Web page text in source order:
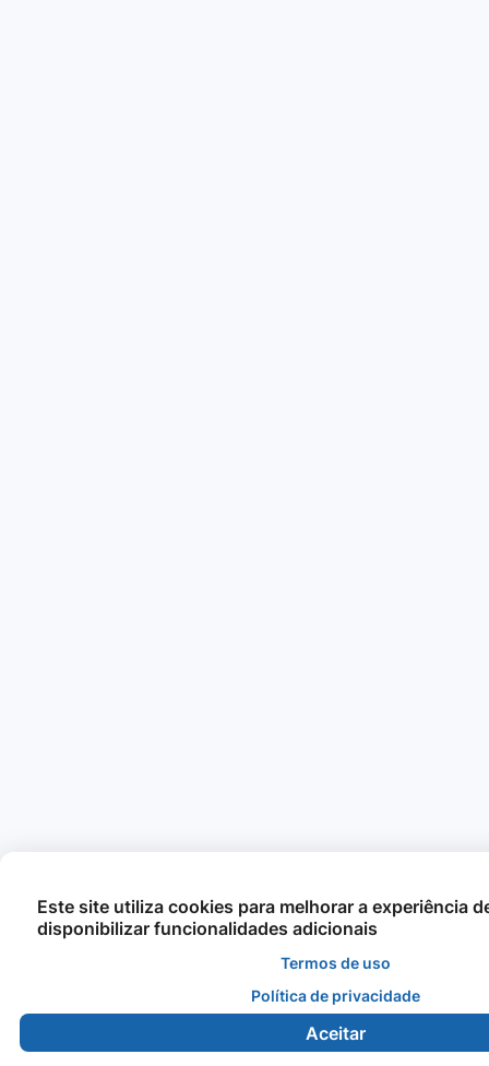
Este site utiliza cookies para melhorar a experiência
disponibilizar funcionalidades adicionais
Termos de uso
Política de privacidade
Aceitar